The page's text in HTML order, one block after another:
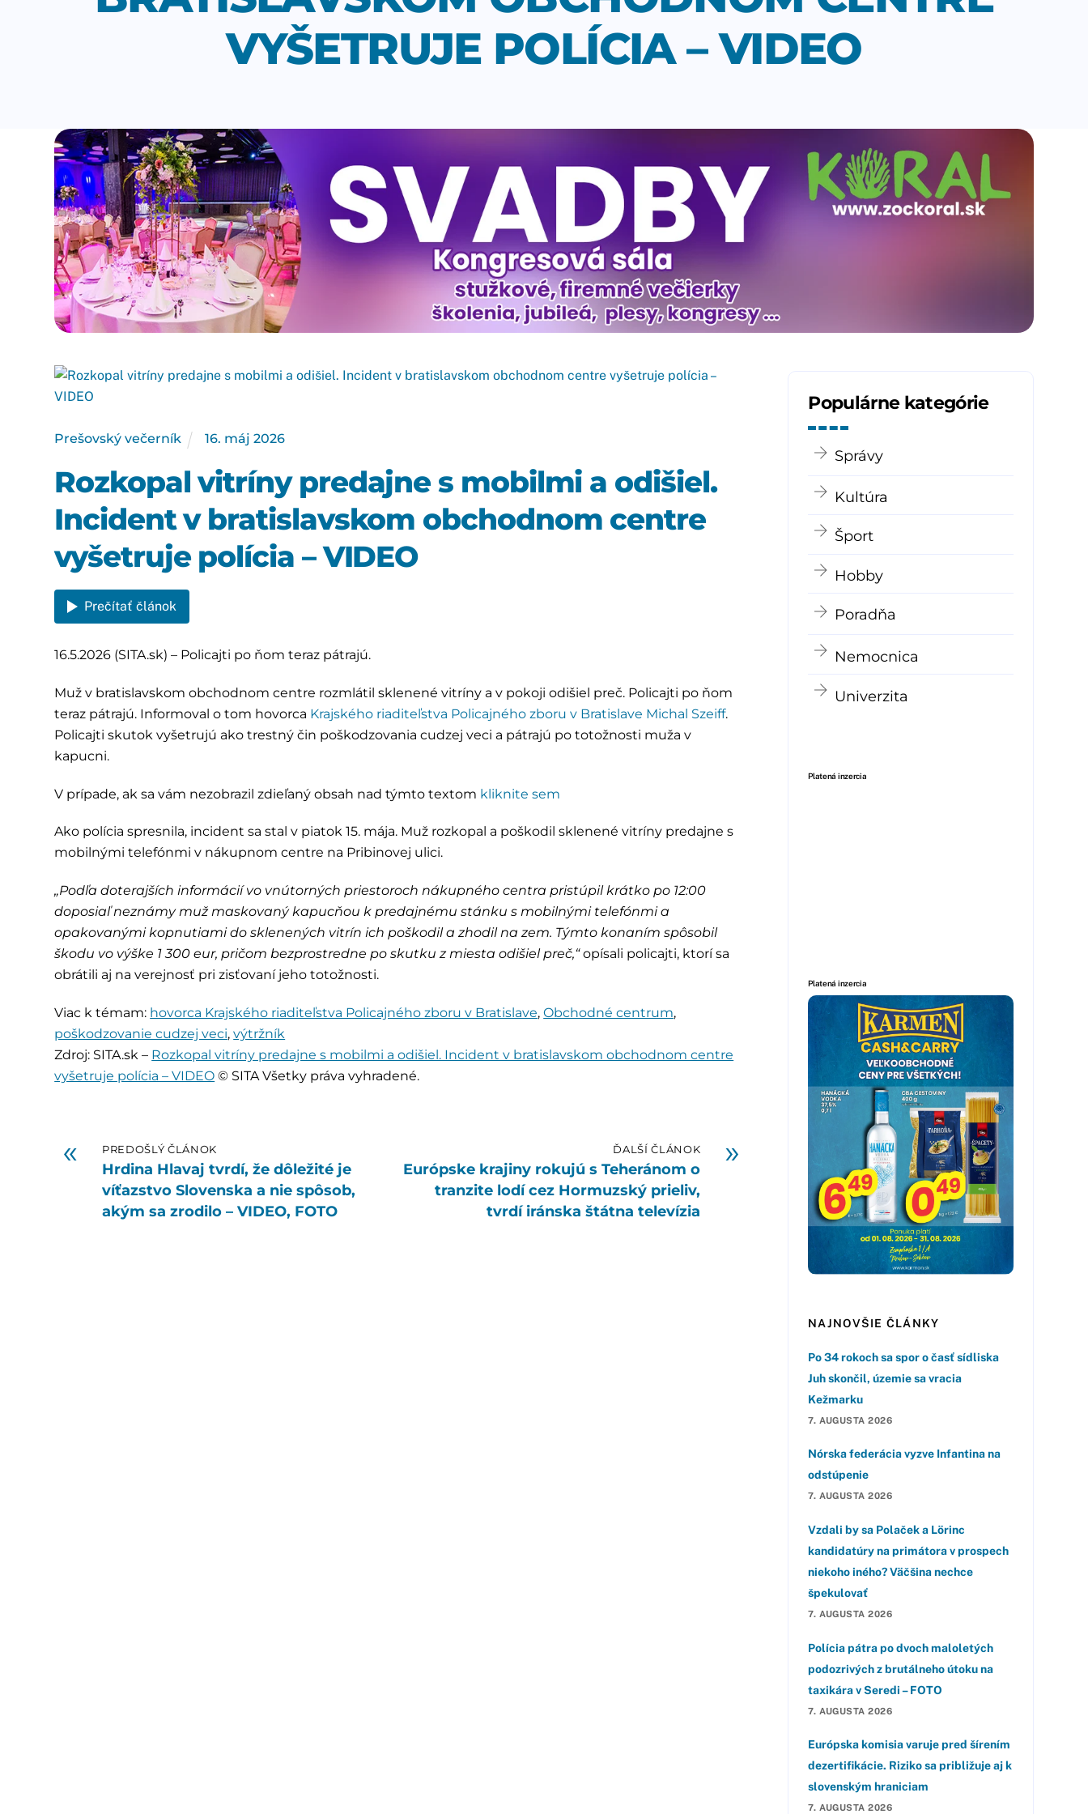
VYŠETRUJE POLÍCIA – VIDEO
Prešovský večerník 16. máj 2026
Rozkopal vitríny predajne s mobilmi a odišiel.
Incident v bratislavskom obchodnom centre
vyšetruje polícia – VIDEO
Prečítať článok
16.5.2026 (SITA.sk) – Policajti po ňom teraz pátrajú.
Muž v bratislavskom obchodnom centre rozmlátil sklenené vitríny a v pokoji odišiel preč. Policajti po ňom
teraz pátrajú. Informoval o tom hovorca Krajského riaditeľstva Policajného zboru v Bratislave Michal Szeiff.
Policajti skutok vyšetrujú ako trestný čin poškodzovania cudzej veci a pátrajú po totožnosti muža v
kapucni.
V prípade, ak sa vám nezobrazil zdieľaný obsah nad týmto textom kliknite sem
Ako polícia spresnila, incident sa stal v piatok 15. mája. Muž rozkopal a poškodil sklenené vitríny predajne s
mobilnými telefónmi v nákupnom centre na Pribinovej ulici.
„Podľa doterajších informácií vo vnútorných priestoroch nákupného centra pristúpil krátko po 12:00
doposiaľ neznámy muž maskovaný kapucňou k predajnému stánku s mobilnými telefónmi a
opakovanými kopnutiami do sklenených vitrín ich poškodil a zhodil na zem. Týmto konaním spôsobil
škodu vo výške 1 300 eur, pričom bezprostredne po skutku z miesta odišiel preč,“opísali policajti, ktorí sa
obrátili aj na verejnosť pri zisťovaní jeho totožnosti.
Viac k témam: hovorca Krajského riaditeľstva Policajného zboru v Bratislave,Obchodné centrum,
poškodzovanie cudzej veci,výtržník
Zdroj: SITA.sk – Rozkopal vitríny predajne s mobilmi a odišiel. Incident v bratislavskom obchodnom centre
vyšetruje polícia – VIDEO © SITA Všetky práva vyhradené.
« PREDOŠLÝ ČLÁNOK
Hrdina Hlavaj tvrdí, že dôležité je
víťazstvo Slovenska a nie spôsob,
akým sa zrodilo – VIDEO, FOTO
»
ĎALŠÍ ČLÁNOK
Európske krajiny rokujú s Teheránom o
tranzite lodí cez Hormuzský prieliv,
tvrdí iránska štátna televízia
Populárne kategórie
Správy
Kultúra
Šport
Hobby
Poradňa
Nemocnica
Univerzita
Platená inzercia
Platená inzercia
NAJNOVŠIE ČLÁNKY
Po 34 rokoch sa spor o časť sídliska
Juh skončil, územie sa vracia
Kežmarku
7. AUGUSTA 2026
Nórska federácia vyzve Infantina na
odstúpenie
7. AUGUSTA 2026
Vzdali by sa Polaček a Lörinc
kandidatúry na primátora v prospech
niekoho iného? Väčšina nechce
špekulovať
7. AUGUSTA 2026
Polícia pátra po dvoch maloletých
podozrivých z brutálneho útoku na
taxikára v Seredi – FOTO
7. AUGUSTA 2026
Európska komisia varuje pred šírením
dezertifikácie. Riziko sa približuje aj k
slovenským hraniciam
7. AUGUSTA 2026